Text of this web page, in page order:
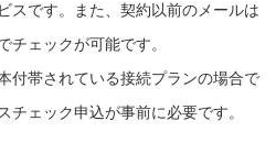
スです。また、契約以前のメールは
チェックが可能です。
付帯されている接続プランの場合で
チェック申込が事前に必要です。